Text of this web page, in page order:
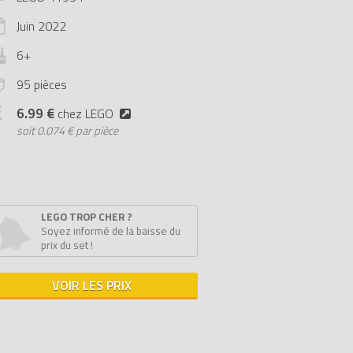
Juin 2022
6+
95 pièces
6.99 € chez LEGO
soit0.074 € par pièce
LEGO TROP CHER ?
Soyez informé de la baisse du
prix du set !
VOIR LES PRIX